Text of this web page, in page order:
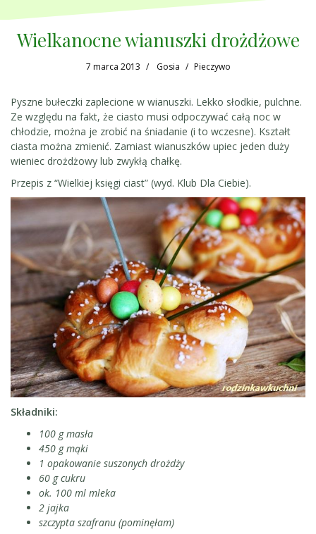
Wielkanocne wianuszki drożdżowe
7 marca 2013 Gosia Pieczywo
Pyszne bułeczki zaplecione w wianuszki. Lekko słodkie, pulchne.
Ze względu na fakt, że ciasto musi odpoczywać całą noc w
chłodzie, można je zrobić na śniadanie (i to wczesne). Kształt
ciasta można zmienić. Zamiast wianuszków upiec jeden duży
wieniec drożdżowy lub zwykłą chałkę.
Przepis z “Wielkiej księgi ciast” (wyd. Klub Dla Ciebie).
Składniki:
100 g masła
450 g mąki
1 opakowanie suszonych drożdży
60 g cukru
ok. 100 ml mleka
2 jajka
szczypta szafranu (pominęłam)